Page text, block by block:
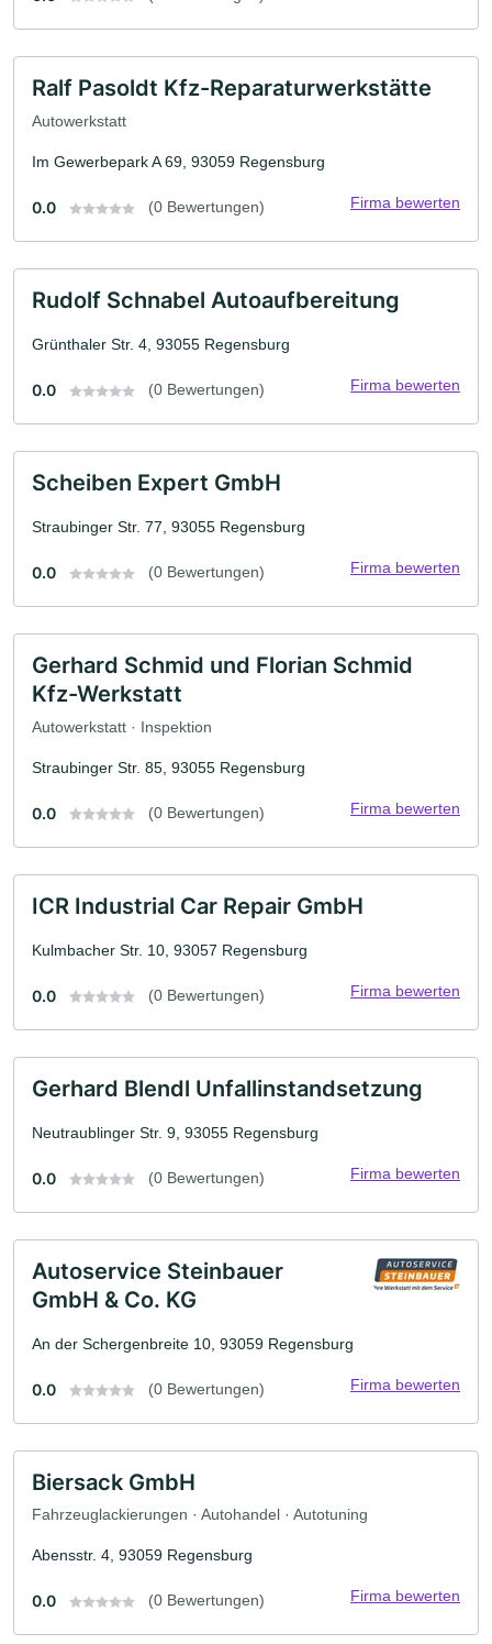
Ralf Pasoldt Kfz-Reparaturwerkstätte
Autowerkstatt
Im Gewerbepark A 69, 93059 Regensburg
0.0 (0 Bewertungen) Firma bewerten
Rudolf Schnabel Autoaufbereitung
Grünthaler Str. 4, 93055 Regensburg
0.0 (0 Bewertungen) Firma bewerten
Scheiben Expert GmbH
Straubinger Str. 77, 93055 Regensburg
0.0 (0 Bewertungen) Firma bewerten
Gerhard Schmid und Florian Schmid
Kfz-Werkstatt
Autowerkstatt · Inspektion
Straubinger Str. 85, 93055 Regensburg
0.0 (0 Bewertungen) Firma bewerten
ICR Industrial Car Repair GmbH
Kulmbacher Str. 10, 93057 Regensburg
0.0 (0 Bewertungen) Firma bewerten
Gerhard Blendl Unfallinstandsetzung
Neutraublinger Str. 9, 93055 Regensburg
0.0 (0 Bewertungen) Firma bewerten
Autoservice Steinbauer
GmbH & Co. KG
An der Schergenbreite 10, 93059 Regensburg
0.0 (0 Bewertungen) Firma bewerten
Biersack GmbH
Fahrzeuglackierungen · Autohandel · Autotuning
Abensstr. 4, 93059 Regensburg
0.0 (0 Bewertungen) Firma bewerten